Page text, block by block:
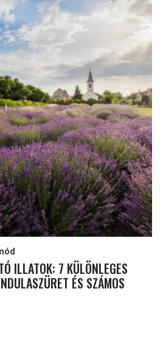
ILLATOK: 7 KÜLÖNLEGES
ÉS SZÁMOS